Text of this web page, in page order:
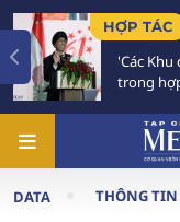
chương mới
DATA THÔNG TIN